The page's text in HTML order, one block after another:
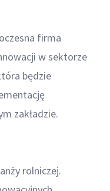
firma
w sektorze
będzie
zakładzie.
rolniczej.